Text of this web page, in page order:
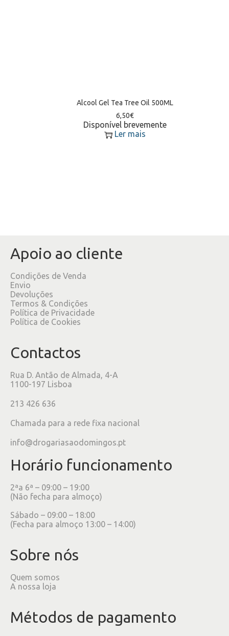
Alcool Gel Tea Tree Oil 500ML
6,50€
Disponível brevemente
Ler mais
Apoio ao cliente
Condições de Venda
Envio
Devoluções
Termos & Condições
Política de Privacidade
Política de Cookies
Contactos
Rua D. Antão de Almada, 4-A
1100-197 Lisboa
213 426 636
Chamada para a rede fixa nacional
info@drogariasaodomingos.pt
Horário funcionamento
2ªa 6ª – 09:00 – 19:00
(Não fecha para almoço)
Sábado – 09:00 – 18:00
(Fecha para almoço 13:00 – 14:00)
Sobre nós
Quem somos
A nossa loja
Métodos de pagamento